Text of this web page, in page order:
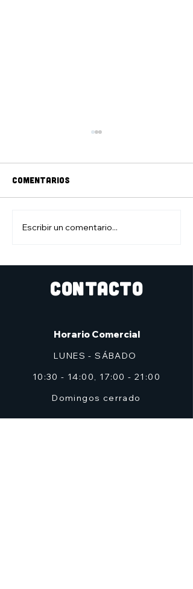
jAM DE DIBUJO
Comentarios
Escribir un comentario...
CONTACTO
Horario Comercial
LUNES - SÁBADO
10:30 - 14:00, 17:00 - 21:00
Domingos cerrado